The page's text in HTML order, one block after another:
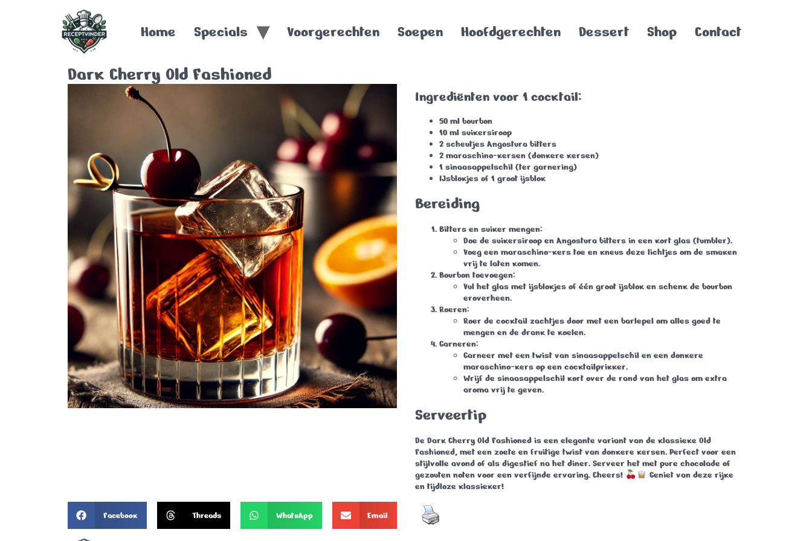
Home Specials Voorgerechten Soepen Hoofdgerechten Dessert Shop Contact
Dark Cherry Old Fashioned
Ingrediënten voor 1 cocktail:
50 ml bourbon
10 ml suikersiroop
2 scheutjes Angostura bitters
2 maraschino-kersen (donkere kersen)
1 sinaasappelschil (ter garnering)
IJsblokjes of 1 groot ijsblok
Bereiding
Bitters en suiker mengen:
Doe de suikersiroop en Angostura bitters in een kort glas (tumbler).
Voeg een maraschino-kers toe en kneus deze lichtjes om de smaken
vrij te laten komen.
Bourbon toevoegen:
Vul het glas met ijsblokjes of één groot ijsblok en schenk de bourbon
eroverheen.
Roeren:
Roer de cocktail zachtjes door met een barlepel om alles goed te
mengen en de drank te koelen.
Garneren:
Garneer met een twist van sinaasappelschil en een donkere
maraschino-kers op een cocktailprikker.
Wrijf de sinaasappelschil kort over de rand van het glas om extra
aroma vrij te geven.
Serveertip
De Dark Cherry Old Fashioned is een elegante variant van de klassieke Old
Fashioned, met een zoete en fruitige twist van donkere kersen. Perfect voor een
stijlvolle avond of als digestief na het diner. Serveer het met pure chocolade of
gezouten noten voor een verfijnde ervaring. Cheers!
Geniet van deze rijke
en tijdloze klassieker!
Facebook Threads WhatsApp Email